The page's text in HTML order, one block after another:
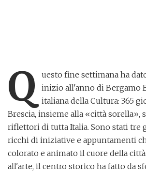
Q
uesto fine settimana ha
inizio all'anno di Bergamo
italiana della Cultura: 365
Brescia, insieme alla «città sorella»,
riflettori di tutta Italia. Sono stati tre
ricchi di iniziative e appuntamenti
colorato e animato il cuore della
all'arte, il centro storico ha fatto da